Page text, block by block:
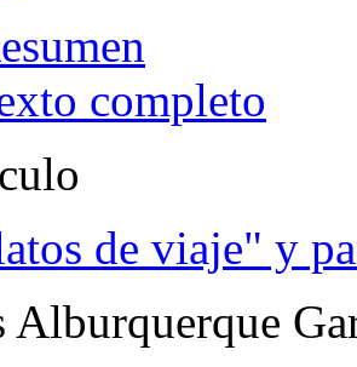
completo
de viaje" y
Alburquerque